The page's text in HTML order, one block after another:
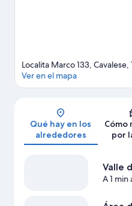
Localita Marco 133,
Ver en el mapa
Qué hay en los
alrededores
Cómo
por
Valle
A 1 min